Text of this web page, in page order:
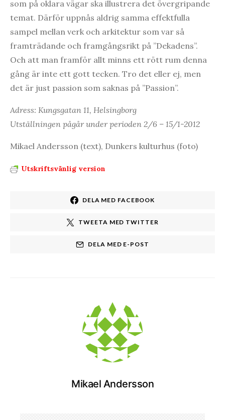
som på oklara vägar ska illustrera det övergripande
temat. Därför uppnås aldrig samma effektfulla
sampel mellan verk och arkitektur som var så
framträdande och framgångsrikt på ”Dekadens”.
Och att man framför allt minns ett rött rum denna
gång är inte ett gott tecken. Tro det eller ej, men
det är just passion som saknas på ”Passion”.
Adress: Kungsgatan 11, Helsingborg
Utställningen pågår under perioden 2/6 – 15/1-2012
Mikael Andersson (text), Dunkers kulturhus (foto)
Utskriftsvänlig version
DELA MED FACEBOOK
TWEETA MED TWITTER
DELA MED E-POST
Mikael Andersson